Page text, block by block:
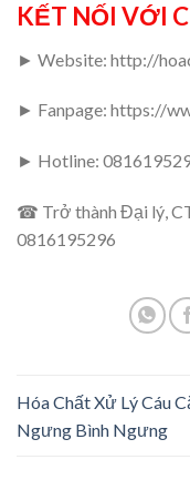
KẾT NỐI VỚI
► Website: http://
► Fanpage: https://
► Hotline:
☎ Trở thành Đại lý,
0816195296
Hóa Chất Xử Lý Cáu
Ngưng Bình Ngưng